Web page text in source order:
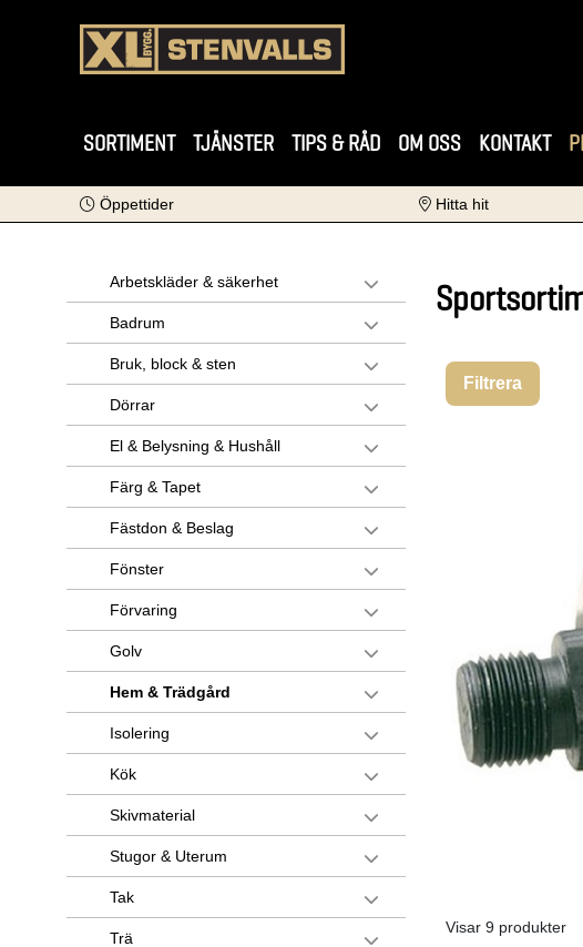
SORTIMENT TJÄNSTER TIPS & RÅD OM OSS KONTAKT
Öppettider Hitta hit
Arbetskläder & säkerhet
Badrum
Bruk, block & sten
Dörrar
El & Belysning & Hushåll
Färg & Tapet
Fästdon & Beslag
Fönster
Förvaring
Golv
Hem & Trädgård
Isolering
Kök
Skivmaterial
Stugor & Uterum
Tak
Trä
Filtrera
Visar 9 produkter